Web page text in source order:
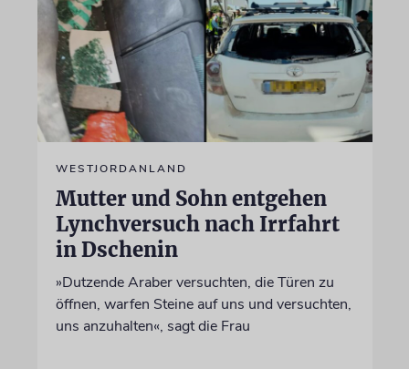
WESTJORDANLAND
Mutter und Sohn entgehen
Lynchversuch nach Irrfahrt
in Dschenin
»Dutzende Araber versuchten, die Türen zu
öffnen, warfen Steine auf uns und versuchten,
uns anzuhalten«, sagt die Frau